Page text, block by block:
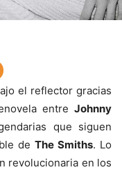
el reflector gracias
entre Johnny
que siguen
de The Smiths. Lo
revolucionaria en los